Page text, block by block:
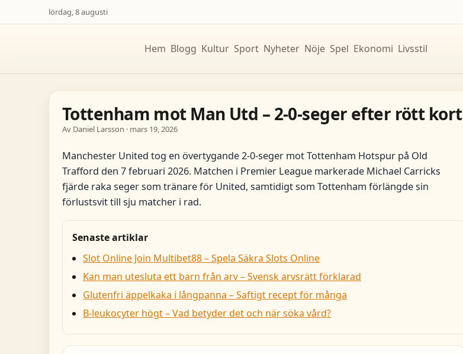
lördag, 8 augusti
Hem Blogg Kultur Sport Nyheter Nöje Spel Ekonomi Livsstil
Tottenham mot Man Utd – 2-0-seger efter rött kort
Av Daniel Larsson · mars 19, 2026
Manchester United tog en övertygande 2-0-seger mot Tottenham Hotspur på Old
Trafford den 7 februari 2026. Matchen i Premier League markerade Michael Carricks
fjärde raka seger som tränare för United, samtidigt som Tottenham förlängde sin
förlustsvit till sju matcher i rad.
Senaste artiklar
Slot Online Join Multibet88 – Spela Säkra Slots Online
Kan man utesluta ett barn från arv – Svensk arvsrätt förklarad
Glutenfri äppelkaka i långpanna – Saftigt recept för många
B-leukocyter högt – Vad betyder det och när söka vård?